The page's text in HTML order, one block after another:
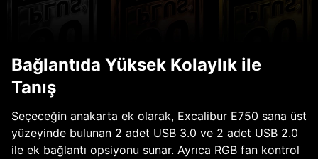
Bağlantıda Yüksek Kolaylık ile
Tanış
Seçeceğin anakarta ek olarak, Excalibur E750 sana üst
yüzeyinde bulunan 2 adet USB 3.0 ve 2 adet USB 2.0
ile ek bağlantı opsiyonu sunar. Ayrıca RGB fan kontrol